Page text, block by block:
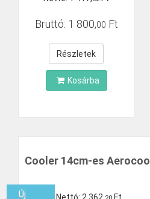
Bruttó: 1 800,00 Ft
Részletek
Kosárba
Cooler 14cm-es Aerocool
Új